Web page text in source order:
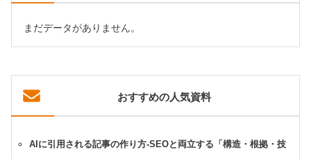
まだデータがありません。
おすすめの人気資料
AIに引用される記事の作り方-SEOと両立する「構造・根拠・技